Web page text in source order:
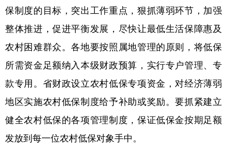
保制度的目标，突出工作重点，狠抓薄弱环节，加强
整体推进，促进平衡发展，尽快让最低生活保障惠及
农村困难群众。各地要按照属地管理的原则，将低保
所需资金足额纳入本级财政预算，实行专户管理、专
款专用。省财政设立农村低保专项资金，对经济薄弱
地区实施农村低保制度给予补助或奖励。要抓紧建立
健全农村低保的各项管理制度，保证低保金按期足额
发放到每一位农村低保对象手中。